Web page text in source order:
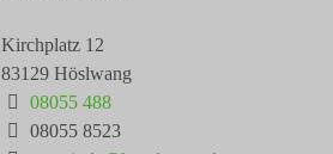
Kirchplatz 12
83129 Höslwang
08055 488
08055 8523